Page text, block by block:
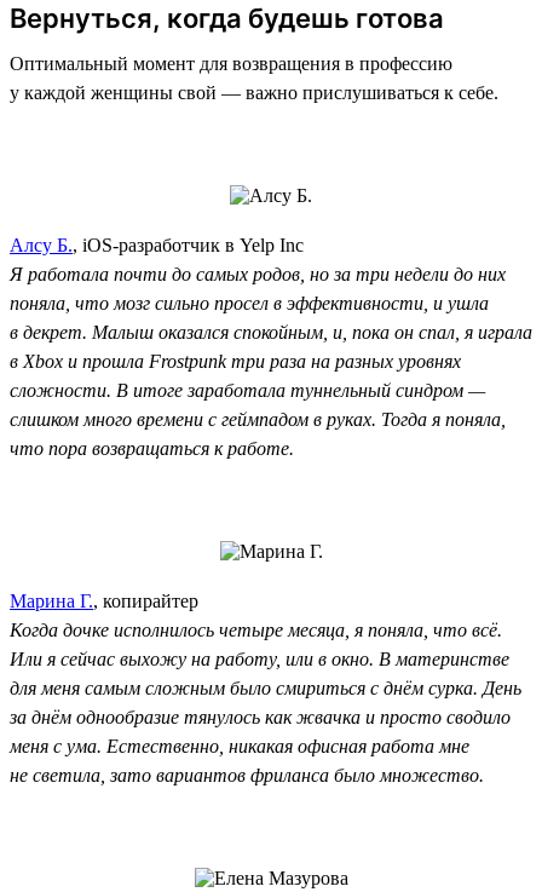
Вернуться, когда будешь готова
Оптимальный момент для возвращения в профессию
у каждой женщины свой — важно прислушиваться к себе.
Алсу Б., iOS-разработчик в Yelp Inc
Я работала почти до самых родов, но за три недели до них
поняла, что мозг сильно просел в эффективности, и ушла
в декрет. Малыш оказался спокойным, и, пока он спал, я играла
в Xbox и прошла Frostpunk три раза на разных уровнях
сложности. В итоге заработала туннельный синдром —
слишком много времени с геймпадом в руках. Тогда я поняла,
что пора возвращаться к работе.
Марина Г., копирайтер
Когда дочке исполнилось четыре месяца, я поняла, что всё.
Или я сейчас выхожу на работу, или в окно. В материнстве
для меня самым сложным было смириться с днём сурка. День
за днём однообразие тянулось как жвачка и просто сводило
меня с ума. Естественно, никакая офисная работа мне
не светила, зато вариантов фриланса было множество.